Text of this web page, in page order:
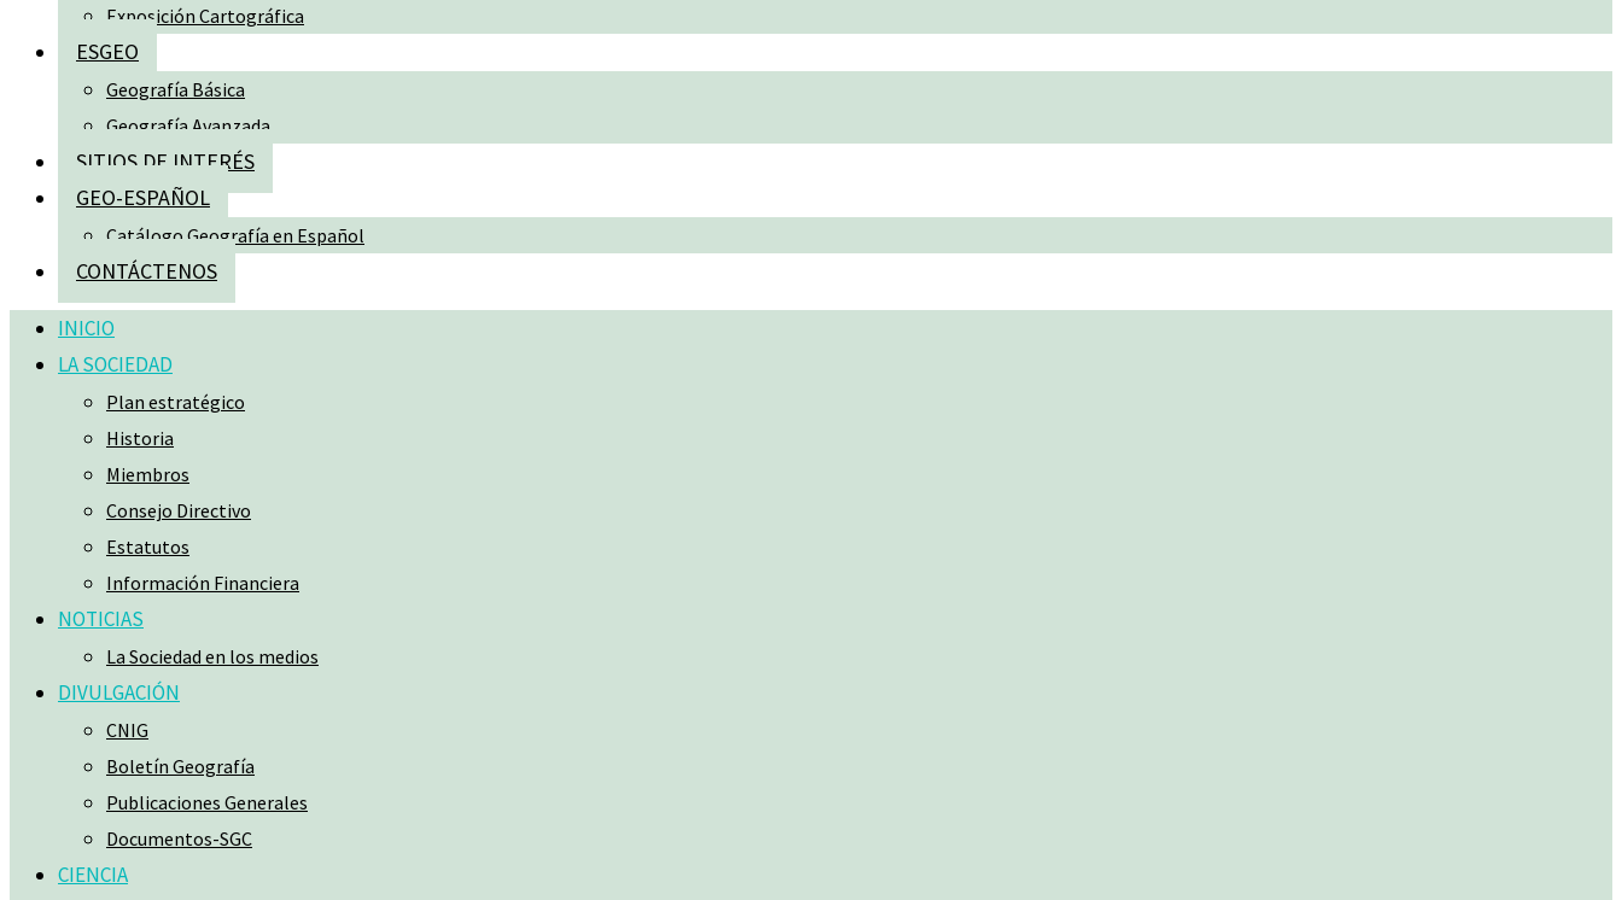
Exposición Cartográfica
ESGEO
Geografía Básica
Geografía Avanzada
SITIOS DE INTERÉS
GEO-ESPAÑOL
Catálogo Geografía en Español
CONTÁCTENOS
INICIO
LA SOCIEDAD
Plan estratégico
Historia
Miembros
Consejo Directivo
Estatutos
Información Financiera
NOTICIAS
La Sociedad en los medios
DIVULGACIÓN
CNIG
Boletín Geografía
Publicaciones Generales
Documentos-SGC
CIENCIA